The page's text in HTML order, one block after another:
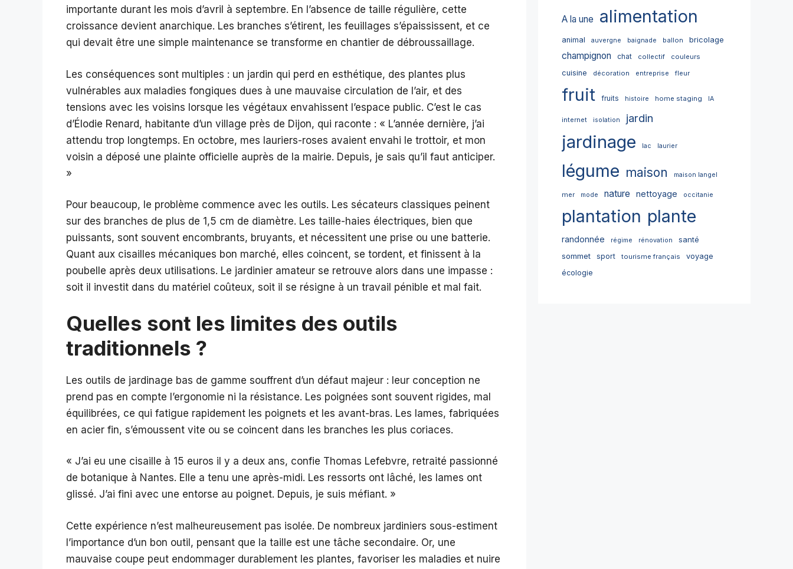
importante durant les mois d’avril à septembre. En l’absence de taille régulière, cette
croissance devient anarchique. Les branches s’étirent, les feuillages s’épaississent, et ce
qui devait être une simple maintenance se transforme en chantier de débroussaillage.
Les conséquences sont multiples : un jardin qui perd en esthétique, des plantes plus
vulnérables aux maladies fongiques dues à une mauvaise circulation de l’air, et des
tensions avec les voisins lorsque les végétaux envahissent l’espace public. C’est le cas
d’Élodie Renard, habitante d’un village près de Dijon, qui raconte : « L’année dernière, j’ai
attendu trop longtemps. En octobre, mes lauriers-roses avaient envahi le trottoir, et mon
voisin a déposé une plainte officielle auprès de la mairie. Depuis, je sais qu’il faut anticiper.
»
Pour beaucoup, le problème commence avec les outils. Les sécateurs classiques peinent
sur des branches de plus de 1,5 cm de diamètre. Les taille-haies électriques, bien que
puissants, sont souvent encombrants, bruyants, et nécessitent une prise ou une batterie.
Quant aux cisailles mécaniques bon marché, elles coincent, se tordent, et finissent à la
poubelle après deux utilisations. Le jardinier amateur se retrouve alors dans une impasse :
soit il investit dans du matériel coûteux, soit il se résigne à un travail pénible et mal fait.
Quelles sont les limites des outils
traditionnels ?
Les outils de jardinage bas de gamme souffrent d’un défaut majeur : leur conception ne
prend pas en compte l’ergonomie ni la résistance. Les poignées sont souvent rigides, mal
équilibrées, ce qui fatigue rapidement les poignets et les avant-bras. Les lames, fabriquées
en acier fin, s’émoussent vite ou se coincent dans les branches les plus coriaces.
« J’ai eu une cisaille à 15 euros il y a deux ans, confie Thomas Lefebvre, retraité passionné
de botanique à Nantes. Elle a tenu une après-midi. Les ressorts ont lâché, les lames ont
glissé. J’ai fini avec une entorse au poignet. Depuis, je suis méfiant. »
Cette expérience n’est malheureusement pas isolée. De nombreux jardiniers sous-estiment
l’importance d’un bon outil, pensant que la taille est une tâche secondaire. Or, une
mauvaise coupe peut endommager durablement les plantes, favoriser les maladies et nuire
A la une alimentation
animal auvergne baignade ballon bricolage
champignon chat collectif couleurs
cuisine décoration entreprise fleur
fruit fruits histoire home staging IA
internet isolation jardin
jardinage lac laurier
légume maison maison langel
mer mode nature nettoyage occitanie
plantation plante
randonnée régime rénovation
santé
sommet
sport tourisme français
voyage
écologie